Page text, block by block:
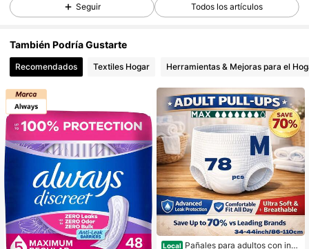
5.2K Seguidores
5.2K Seguidores
4.77 5.2K Seguidores
4.77 5.2K Seguidores
4.77 5.2K Seguidores
Seguir Todos los artículos
También Podría Gustarte
Recomendados Textiles Hogar Herramientas & Mejoras para el
Local Pañales para adultos con inc